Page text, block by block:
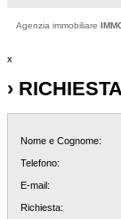
Agenzia immobiliare
x
›
Nome e Cognome:
Telefono:
E-mail:
Richiesta: